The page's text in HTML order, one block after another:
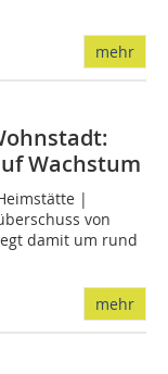
mehr
Wachstum
|
von
damit um rund
mehr